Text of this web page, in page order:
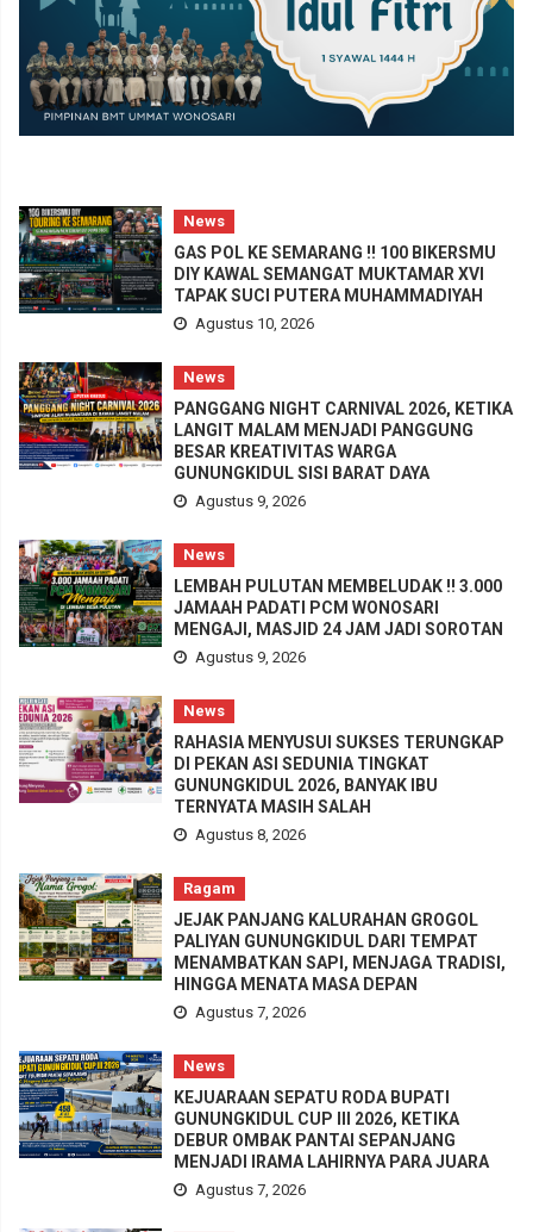
News
GAS POL KE SEMARANG !! 100 BIKERSMU
DIY KAWAL SEMANGAT MUKTAMAR XVI
TAPAK SUCI PUTERA MUHAMMADIYAH
Agustus 10, 2026
News
PANGGANG NIGHT CARNIVAL 2026, KETIKA
LANGIT MALAM MENJADI PANGGUNG
BESAR KREATIVITAS WARGA
GUNUNGKIDUL SISI BARAT DAYA
Agustus 9, 2026
News
LEMBAH PULUTAN MEMBELUDAK !! 3.000
JAMAAH PADATI PCM WONOSARI
MENGAJI, MASJID 24 JAM JADI SOROTAN
Agustus 9, 2026
News
RAHASIA MENYUSUI SUKSES TERUNGKAP
DI PEKAN ASI SEDUNIA TINGKAT
GUNUNGKIDUL 2026, BANYAK IBU
TERNYATA MASIH SALAH
Agustus 8, 2026
Ragam
JEJAK PANJANG KALURAHAN GROGOL
PALIYAN GUNUNGKIDUL DARI TEMPAT
MENAMBATKAN SAPI, MENJAGA TRADISI,
HINGGA MENATA MASA DEPAN
Agustus 7, 2026
News
KEJUARAAN SEPATU RODA BUPATI
GUNUNGKIDUL CUP III 2026, KETIKA
DEBUR OMBAK PANTAI SEPANJANG
MENJADI IRAMA LAHIRNYA PARA JUARA
Agustus 7, 2026